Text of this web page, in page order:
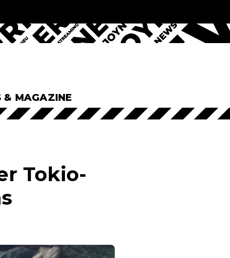
& MAGAZINE
Tokio-